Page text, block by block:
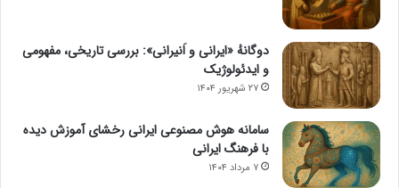
دوگانهٔ «ایرانی و اَنیرانی»: بررسی تاریخی، مفهومی
و ایدئولوژیک
۲۷ شهریور ۱۴۰۴
سامانه هوش مصنوعی ایرانی رخشای آموزش دیده
با فرهنگ ایرانی
۷ مرداد ۱۴۰۴